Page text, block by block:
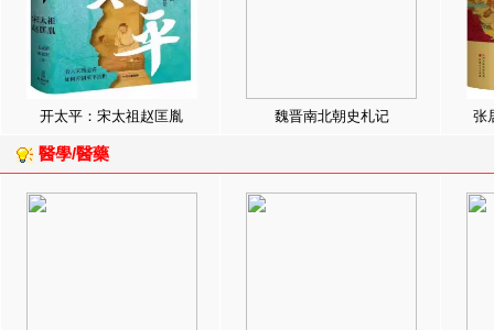
开太平：宋太祖赵匡胤 魏晋南北朝史札记 张
醫學/醫藥